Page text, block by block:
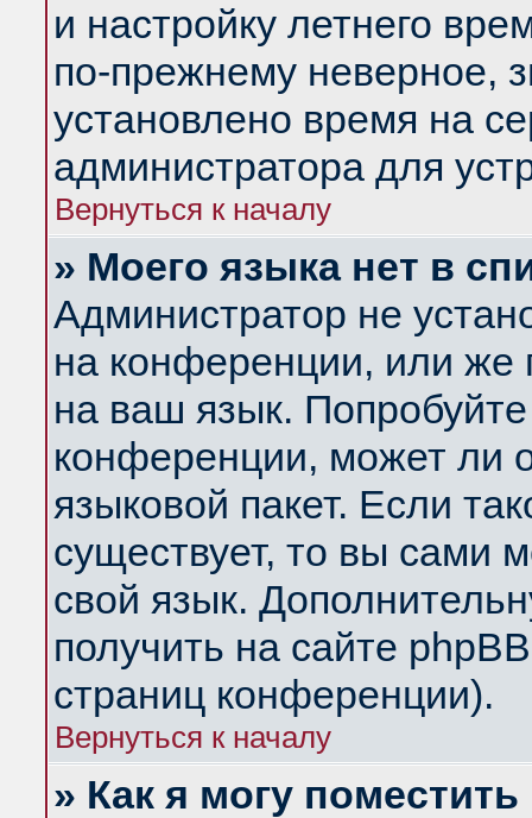
и настройку летнего
по-прежнему неверное,
установлено время на
администратора для
Вернуться к началу
» Моего языка нет в
Администратор не
на конференции, или же
на ваш язык.
конференции, может ли
языковой пакет. Если
существует, то вы сами
свой язык.
получить на сайте
страниц конференции).
Вернуться к началу
» Как я могу